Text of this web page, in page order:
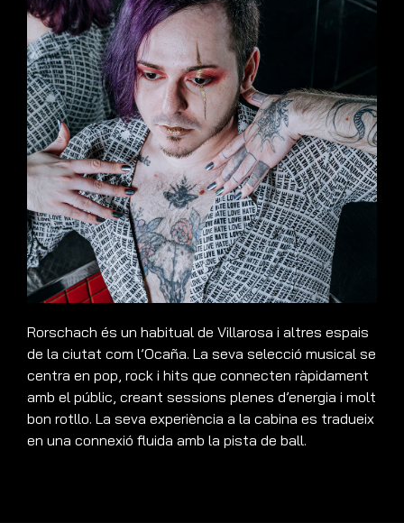
Rorschach és un habitual de Villarosa i altres espais
de la ciutat com l’Ocaña. La seva selecció musical se
centra en pop, rock i hits que connecten ràpidament
amb el públic, creant sessions plenes d’energia i molt
bon rotllo. La seva experiència a la cabina es tradueix
en una connexió fluida amb la pista de ball.